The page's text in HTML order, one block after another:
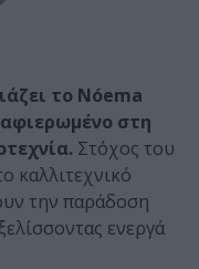
το Nóema
στη
Στόχος του
καλλιτεχνικό
την παράδοση
ενεργά